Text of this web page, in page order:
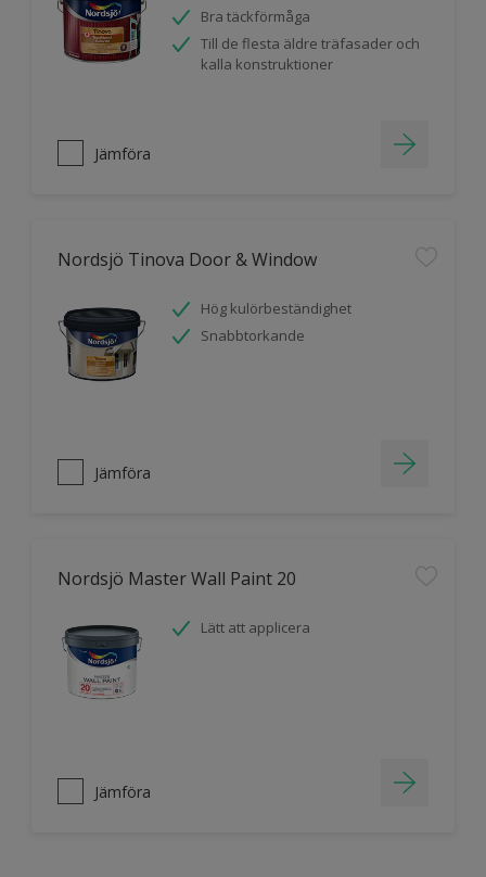
Bra täckförmåga
Till de flesta äldre träfasader och
kalla konstruktioner
Jämföra
Nordsjö Tinova Door & Window
Hög kulörbeständighet
Snabbtorkande
Jämföra
Nordsjö Master Wall Paint 20
Lätt att applicera
Jämföra